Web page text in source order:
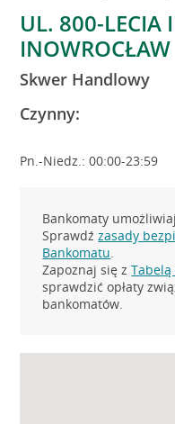
UL. 800-LECIA
INOWROCŁAW
Skwer Handlowy
Czynny:
Pn.-Niedz.: 00:00-23:59
Bankomaty
Sprawdźzasady
Bankomatu.
Zapoznaj się zTabelą
sprawdzić opłaty
bankomatów.